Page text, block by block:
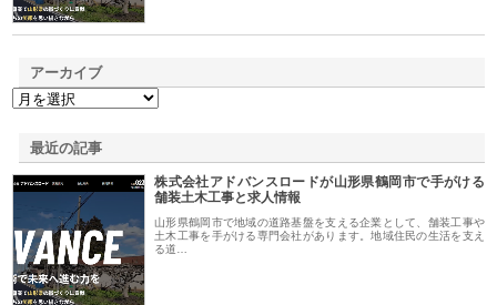
アーカイブ
最近の記事
株式会社アドバンスロードが山形県鶴岡市で手がける
舗装土木工事と求人情報
山形県鶴岡市で地域の道路基盤を支える企業として、舗装工事や
土木工事を手がける専門会社があります。地域住民の生活を支え
る道…